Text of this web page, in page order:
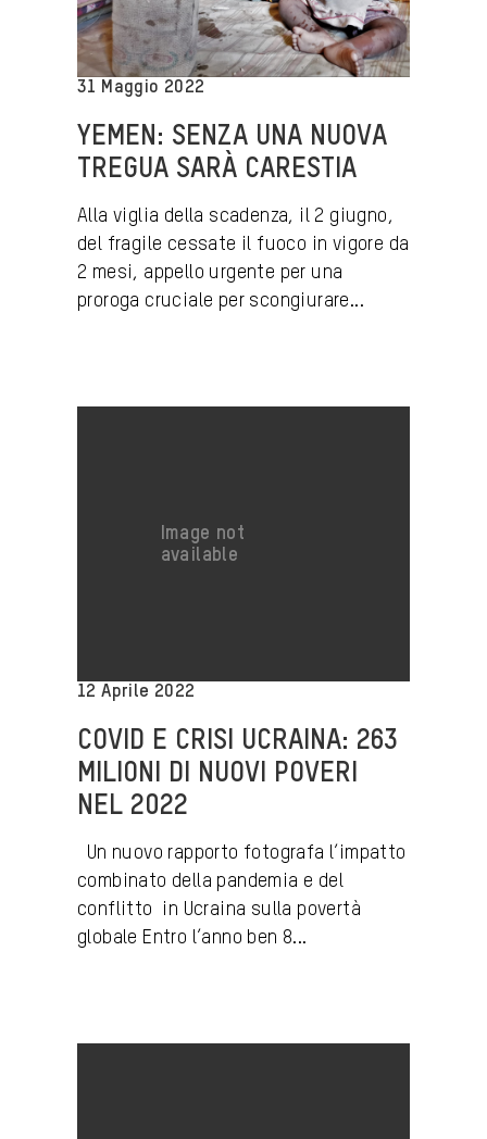
31 Maggio 2022
YEMEN: SENZA UNA NUOVA
TREGUA SARÀ CARESTIA
Alla viglia della scadenza, il 2 giugno,
del fragile cessate il fuoco in vigore da
2 mesi, appello urgente per una
proroga cruciale per scongiurare...
12 Aprile 2022
COVID E CRISI UCRAINA: 263
MILIONI DI NUOVI POVERI
NEL 2022
Un nuovo rapporto fotografa l’impatto
combinato della pandemia e del
conflitto in Ucraina sulla povertà
globale Entro l’anno ben 8...